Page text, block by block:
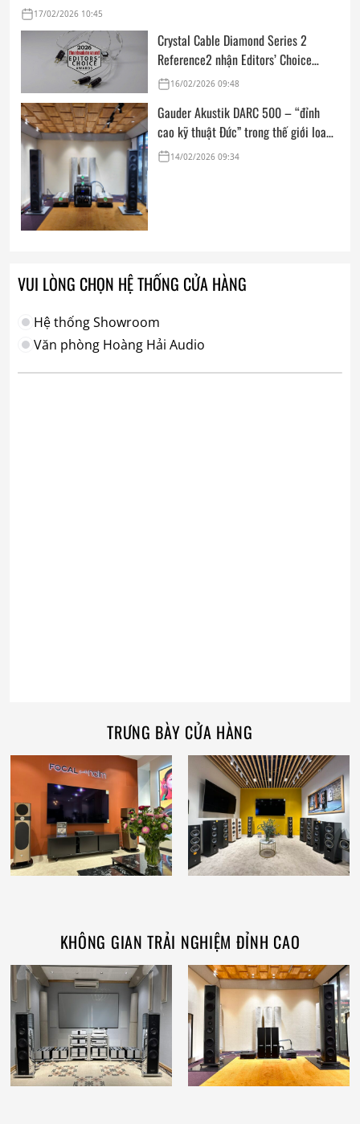
17/02/2026 10:45
Crystal Cable Diamond Series 2
Reference2 nhận Editors’ Choice
Award: Dedicated Audio 2026 từ The
16/02/2026 09:48
Gauder Akustik DARC 500 – “đỉnh
cao kỹ thuật Đức” trong thế giới loa
hi-end tham chiếu
14/02/2026 09:34
VUI LÒNG CHỌN HỆ THỐNG CỬA HÀNG
Hệ thống Showroom
Văn phòng Hoàng Hải Audio
TRƯNG BÀY CỬA HÀNG
KHÔNG GIAN TRẢI NGHIỆM ĐỈNH CAO